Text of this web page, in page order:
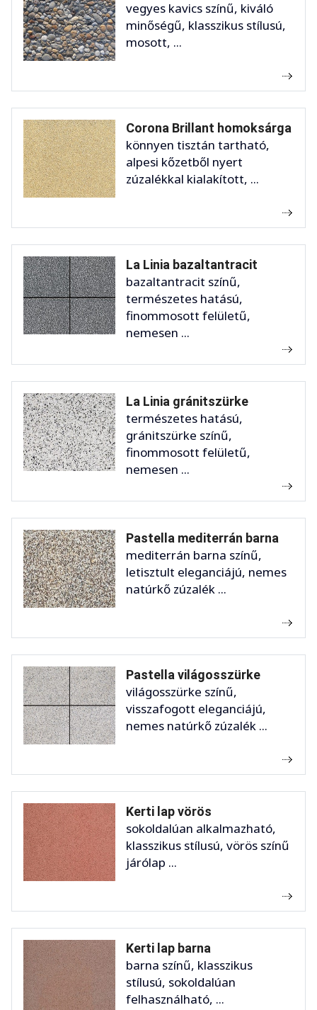
vegyes kavics színű, kiváló
minőségű, klasszikus stílusú,
mosott, ...
Corona Brillant homoksárga
könnyen tisztán tartható,
alpesi kőzetből nyert
zúzalékkal kialakított, ...
La Linia bazaltantracit
bazaltantracit színű,
természetes hatású,
finommosott felületű,
nemesen ...
La Linia gránitszürke
természetes hatású,
gránitszürke színű,
finommosott felületű,
nemesen ...
Pastella mediterrán barna
mediterrán barna színű,
letisztult eleganciájú, nemes
natúrkő zúzalék ...
Pastella világosszürke
világosszürke színű,
visszafogott eleganciájú,
nemes natúrkő zúzalék ...
Kerti lap vörös
sokoldalúan alkalmazható,
klasszikus stílusú, vörös színű
járólap ...
Kerti lap barna
barna színű, klasszikus
stílusú, sokoldalúan
felhasználható, ...